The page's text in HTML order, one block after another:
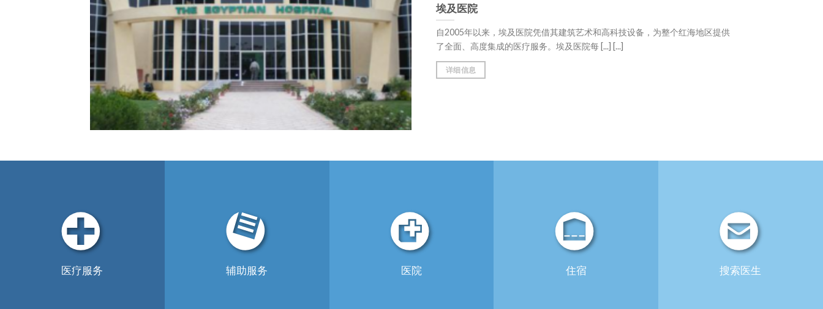
埃及医院
自2005年以来，埃及医院凭借其建筑艺术和高科技设备，为整个红海地区提供
了全面、高度集成的医疗服务。埃及医院每 [...] [...]
详细信息
医疗服务 辅助服务 医院 住宿 搜索医生